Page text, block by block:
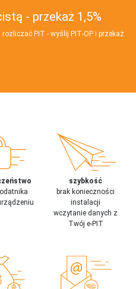
- przekaż 1,5%
PIT - wyślij PIT‑OP i przekaż
szybkość
brak konieczności
instalacji
wczytanie danych z
Twój e-PIT